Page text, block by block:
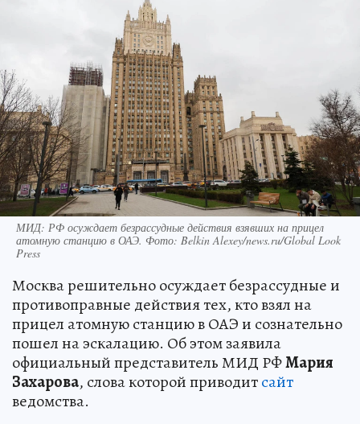
МИД: РФ осуждает безрассудные действия взявших на прицел
атомную станцию в ОАЭ. Фото: Belkin Alexey/news.ru/Global Look
Press
Москва решительно осуждает безрассудные и
противоправные действия тех, кто взял на
прицел атомную станцию в ОАЭ и сознательно
пошел на эскалацию. Об этом заявила
официальный представитель МИД РФМария
Захарова, слова которой приводитсайт
ведомства.